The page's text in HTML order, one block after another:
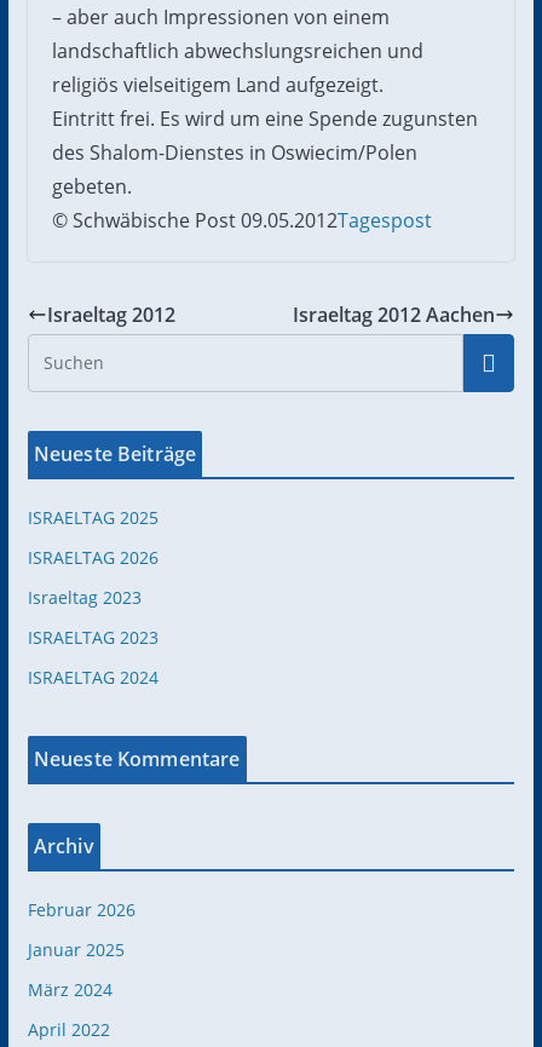
– aber auch Impressionen von einem
landschaftlich abwechslungsreichen und
religiös vielseitigem Land aufgezeigt.
Eintritt frei. Es wird um eine Spende zugunsten
des Shalom-Dienstes in Oswiecim/Polen
gebeten.
© Schwäbische Post 09.05.2012Tagespost
Israeltag 2012 Israeltag 2012 Aachen
Neueste Beiträge
ISRAELTAG 2025
ISRAELTAG 2026
Israeltag 2023
ISRAELTAG 2023
ISRAELTAG 2024
Neueste Kommentare
Archiv
Februar 2026
Januar 2025
März 2024
April 2022